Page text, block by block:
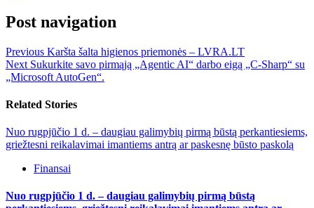
Post navigation
Previous Karšta šalta higienos priemonės – LVRA.LT
Next Sukurkite savo pirmąją „Agentic AI“ darbo eigą „C-Sharp“ su
„Microsoft AutoGen“.
Related Stories
Nuo rugpjūčio 1 d. – daugiau galimybių pirmą būstą perkantiesiems,
griežtesni reikalavimai imantiems antrą ar paskesnę būsto paskolą
Finansai
Nuo rugpjūčio 1 d. – daugiau galimybių pirmą būstą